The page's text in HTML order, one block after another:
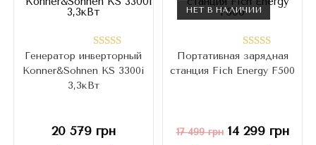
Оценка
4.60 из 5
Генератор инверторный
Konner&Sohnen KS 3300i
3,3кВт
20 579грн
НЕТ В НАЛИЧИИ
Оценка
5.00 из 5
Портативная зарядная
станция Fich Energy F500
17 499грн 14 299грн